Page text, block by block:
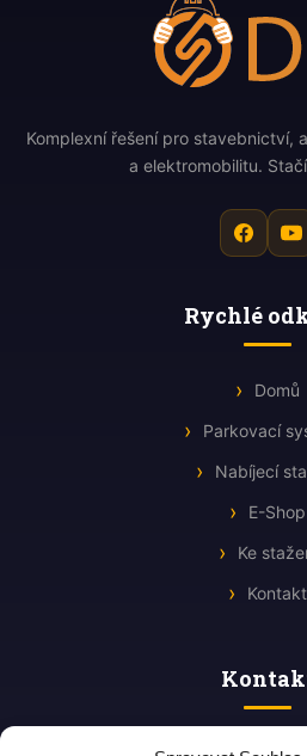
Komplexní řešení pro stavebnictví,
a elektromobilitu.
Rychlé
Domů
Parkovací
Nabíjecí
E-Shop
Ke
Kontakt